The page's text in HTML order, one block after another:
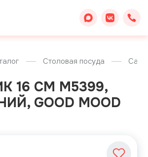
Столовая посуда
16 СМ M5399,
GOOD MOOD